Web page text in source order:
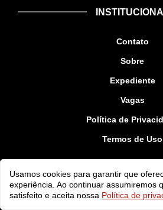
Contato
Sobre
Expediente
Vagas
Política de
Termos de Uso
DESTAQUES
Carros PcD
Usamos cookies para garantir que
experiência. Ao continuar assumiremos
satisfeito e aceita nossa Política de